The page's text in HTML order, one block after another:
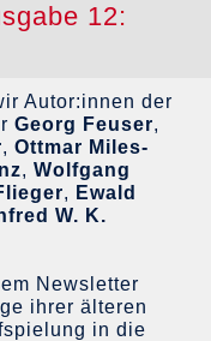
12:
Autor:innen der
Georg Feuser,
, Ottmar Miles-
, Wolfgang
, Ewald
W. K.
Newsletter
ihrer älteren
in die